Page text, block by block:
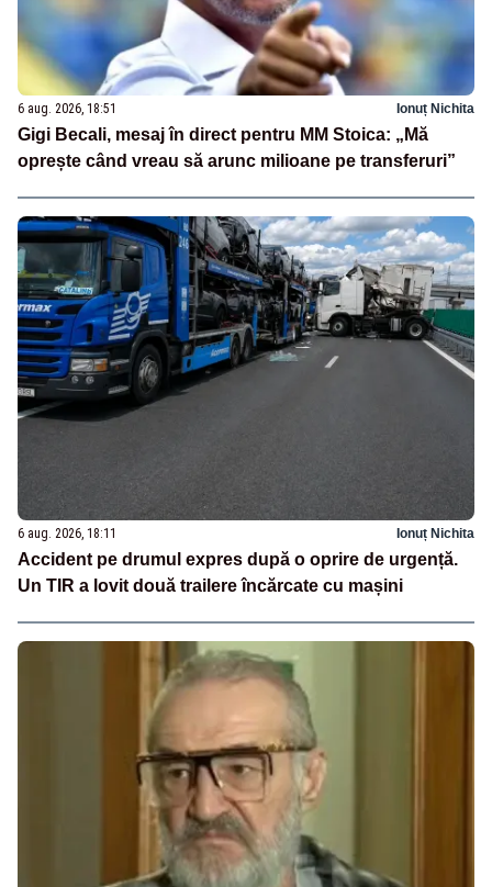
6 aug. 2026, 18:51 Ionuț Nichita
Gigi Becali, mesaj în direct pentru MM Stoica: „Mă
oprește când vreau să arunc milioane pe transferuri”
6 aug. 2026, 18:11 Ionuț Nichita
Accident pe drumul expres după o oprire de urgență.
Un TIR a lovit două trailere încărcate cu mașini